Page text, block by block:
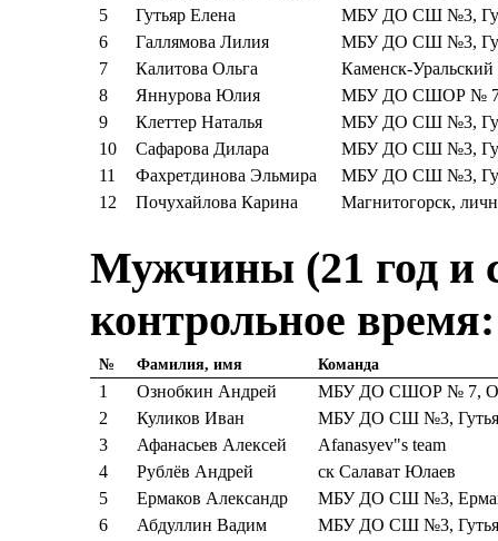
5
Гутьяр Елена
МБУ ДО СШ №3,
6
Галлямова Лилия
МБУ ДО СШ №3,
7
Калитова Ольга
Каменск-Уральский
8
Яннурова Юлия
МБУ ДО СШОР № 7,
9
Клеттер Наталья
МБУ ДО СШ №3,
10
Сафарова Дилара
МБУ ДО СШ №3,
11
Фахретдинова Эльмира
МБУ ДО СШ №3,
12
Почухайлова Карина Магнитогорск,
Мужчины (21 год и
контрольное
№ Фамилия, имя Команда
1 Ознобкин Андрей
МБУ ДО СШОР № 7,
2
Куликов Иван
МБУ ДО СШ №3,
3
Афанасьев Алексей
Afanasyev"s team
4
Рублёв Андрей
ск Салават Юлаев
5
Ермаков Александр
МБУ ДО СШ №3,
6
Абдуллин Вадим
МБУ ДО СШ №3,